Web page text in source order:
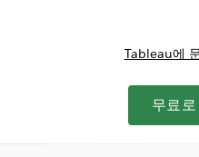
Tableau에
무료